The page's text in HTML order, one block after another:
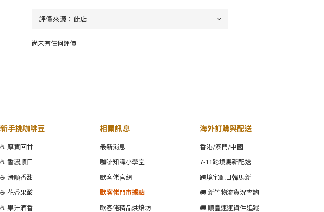
尚未有任何評價
新手挑咖啡豆
☕ 厚實回甘
☕ 香濃順口
☕ 滑順香甜
☕ 花香果酸
☕ 果汁酒香
相關訊息
最新消息
咖啡知識小學堂
歐客佬官網
歐客佬門市據點
歐客佬精品烘焙坊
海外訂購與配送
香港/澳門/中國
7-11跨境馬新配送
跨境宅配日韓馬新
🚚 新竹物流貨況查詢
🚚 順豐速運貨件追蹤